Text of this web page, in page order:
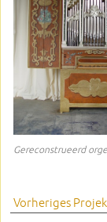
Gereconstrueerd
Vorheriges